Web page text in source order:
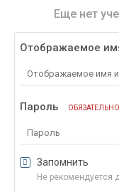
Еще нет
Отображаемое
Пароль ОБЯЗАТЕЛЬНО
Запомнить
Не рекомендуется